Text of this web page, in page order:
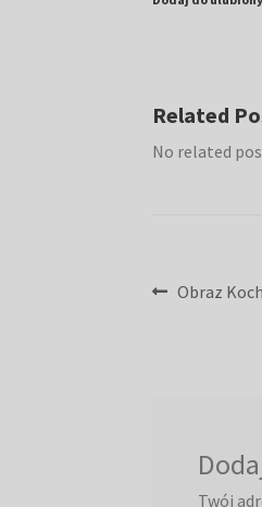
Related
No related
Poprzedni
Obraz
Twój